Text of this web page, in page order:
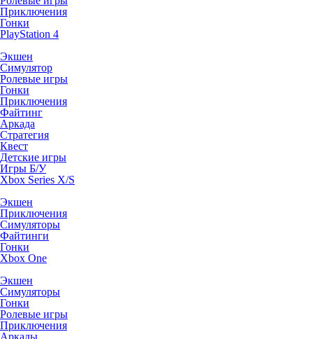
Приключения
Гонки
PlayStation 4
Экшен
Симулятор
Ролевые игры
Гонки
Приключения
Файтинг
Аркада
Стратегия
Квест
Детские игры
Игры Б/У
Xbox Series X/S
Экшен
Приключения
Симуляторы
Файтинги
Гонки
Xbox One
Экшен
Симуляторы
Гонки
Ролевые игры
Приключения
Аркады